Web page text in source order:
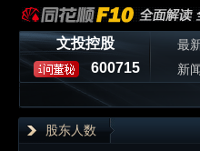
文投控股
600715
最
新
股东人数